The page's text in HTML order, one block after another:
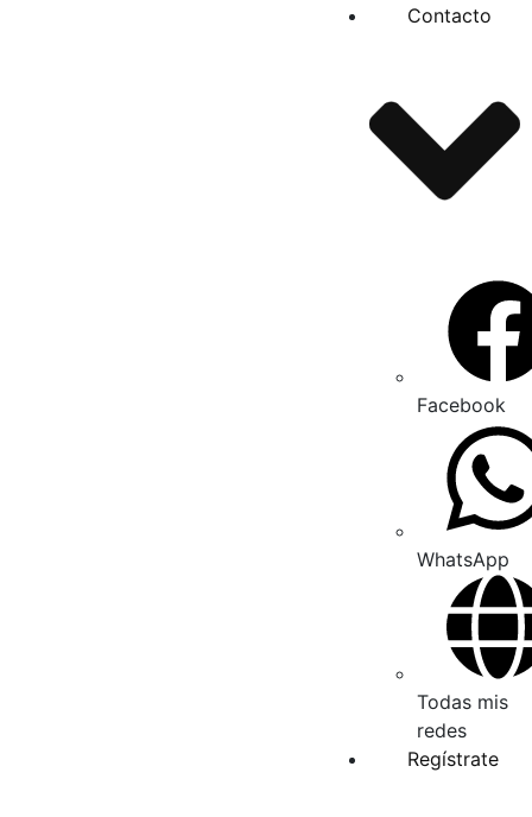
Contacto
Facebook
WhatsApp
Todas mis
redes
Regístrate